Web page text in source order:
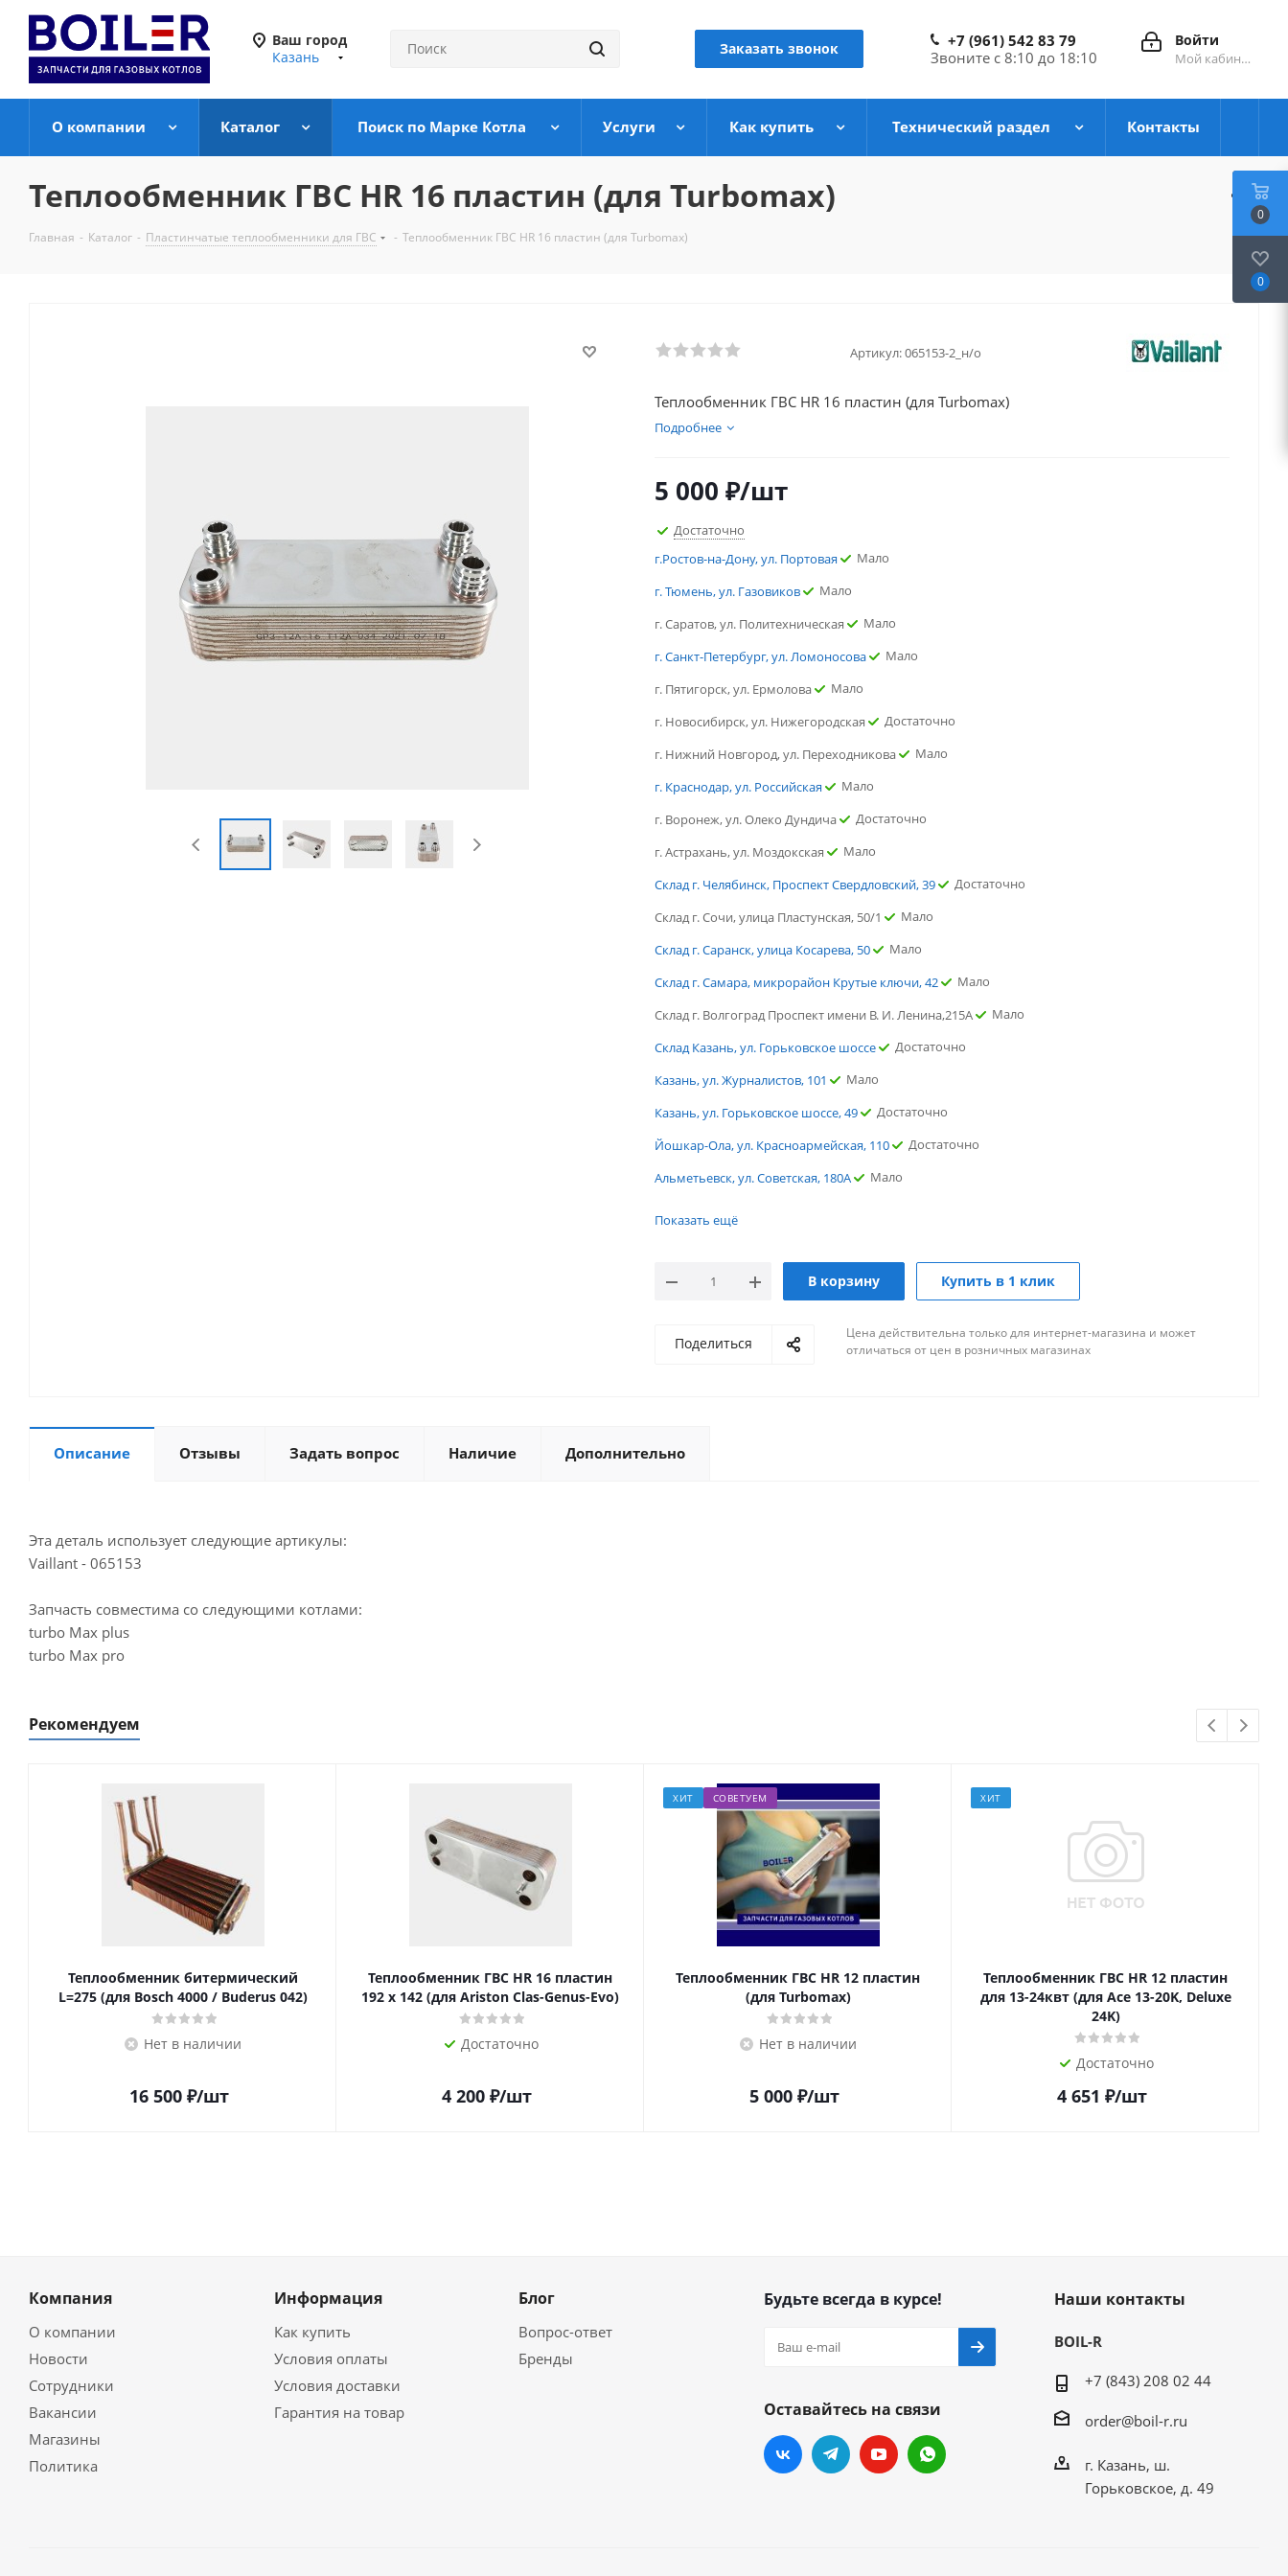
Ваш город
Казань
Заказать звонок Войти
Мой кабинет
+7 (961) 542 83 79
Звоните с 8:10 до 18:10
О компании Каталог Поиск по Марке Котла Услуги Как купить Технический раздел Контакты
Теплообменник ГВС HR 16 пластин (для Turbomax)
Главная - Каталог - Пластинчатые теплообменники для ГВС - Теплообменник ГВС HR 16 пластин (для Turbomax)
Артикул:065153-2_н/о
Теплообменник ГВС HR 16 пластин (для Turbomax)
Подробнее
5 000 ₽/шт
Достаточно
г.Ростов-на-Дону, ул. Портовая
Мало
г. Тюмень, ул. Газовиков
Мало
г. Саратов, ул. Политехническая
Мало
г. Санкт-Петербург, ул. Ломоносова
Мало
г. Пятигорск, ул. Ермолова
Мало
г. Новосибирск, ул. Нижегородская
Достаточно
г. Нижний Новгород, ул. Переходникова
Мало
г. Краснодар, ул. Российская
Мало
г. Воронеж, ул. Олеко Дундича
Достаточно
г. Астрахань, ул. Моздокская
Мало
Склад г. Челябинск, Проспект Свердловский, 39
Достаточно
Склад г. Сочи, улица Пластунская, 50/1
Мало
Склад г. Саранск, улица Косарева, 50
Мало
Склад г. Самара, микрорайон Крутые ключи, 42
Мало
Склад г. Волгоград Проспект имени В. И. Ленина,215А
Мало
Склад Казань, ул. Горьковское шоссе
Достаточно
Казань, ул. Журналистов, 101
Мало
Казань, ул. Горьковское шоссе, 49
Достаточно
Йошкар-Ола, ул. Красноармейская, 110
Достаточно
Альметьевск, ул. Советская, 180А
Мало
г. Саратов, ул. Политехническая
Мало
г. Пятигорск, ул. Ермолова
Мало
Йошкар-Ола, ул. Красноармейская, 110
Альметьевск, ул. Советская, 180А
Показать ещё
В корзину Купить в 1 клик
Поделиться
Цена действительна только для интернет-магазина и может
отличаться от цен в розничных магазинах
Описание Отзывы Задать вопрос Наличие Дополнительно
Эта деталь использует следующие артикулы:
Vaillant - 065153
Запчасть совместима со следующими котлами:
turbo Max plus
turbo Max pro
Рекомендуем
Теплообменник битермический
L=275 (для Bosch 4000 / Buderus 042)
Нет в наличии
16 500 ₽/шт
Теплообменник ГВС HR 16 пластин
192 x 142 (для Ariston Clas-Genus-Evo)
Достаточно
4 200 ₽/шт
ХИТ СОВЕТУЕМ
Теплообменник ГВС HR 12 пластин
(для Turbomax)
Нет в наличии
5 000 ₽/шт
ХИТ
Теплообменник ГВС HR 12 пластин
для 13-24квт (для Ace 13-20K, Deluxe
24K)
Достаточно
4 651 ₽/шт
Компания
О компании
Новости
Сотрудники
Вакансии
Магазины
Политика
Информация
Как купить
Условия оплаты
Условия доставки
Гарантия на товар
Блог
Вопрос-ответ
Бренды
Будьте всегда в курсе!
Оставайтесь на связи
Наши контакты
BOIL-R
+7 (843) 208 02 44
order@boil-r.ru
г. Казань, ш.
Горьковское, д. 49
0
0